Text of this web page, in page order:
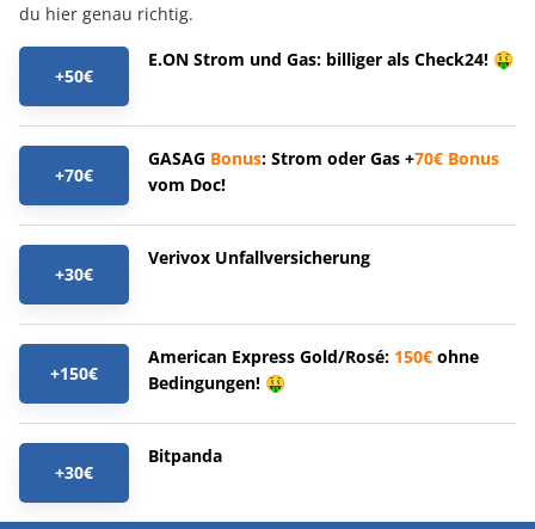
du hier genau richtig.
+50€
E.ON Strom und Gas: billiger als Check24! 🤑
+70€
GASAG Bonus: Strom oder Gas +70€ Bonus
vom Doc!
+30€
Verivox Unfallversicherung
+150€
American Express Gold/Rosé: 150€ ohne
Bedingungen! 🤑
+30€
Bitpanda